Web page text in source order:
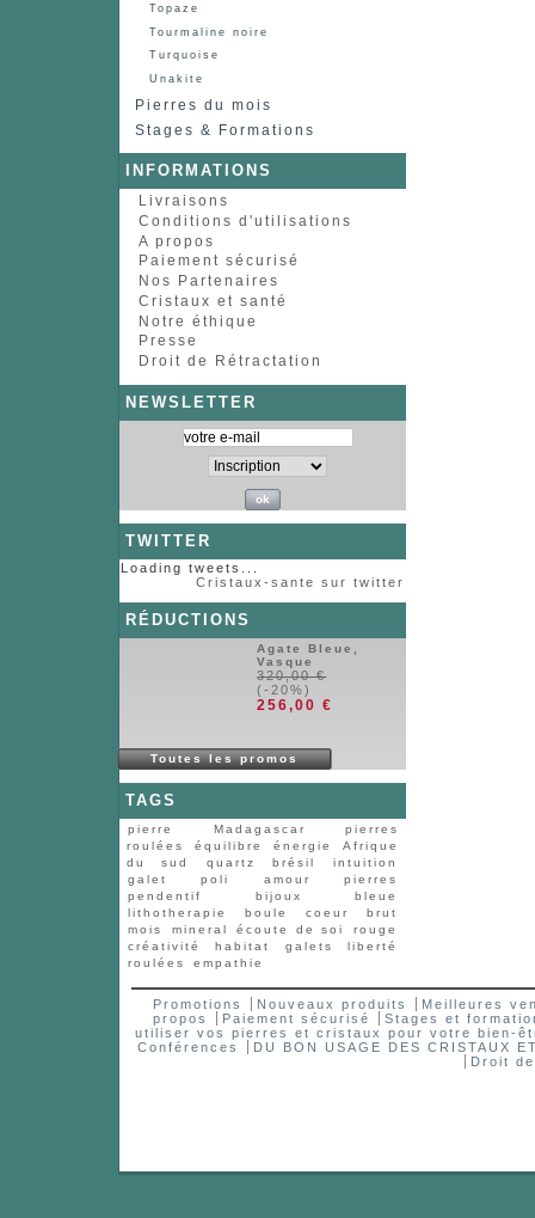
Topaze
Tourmaline noire
Turquoise
Unakite
Pierres du mois
Stages & Formations
INFORMATIONS
Livraisons
Conditions d'utilisations
A propos
Paiement sécurisé
Nos Partenaires
Cristaux et santé
Notre éthique
Presse
Droit de Rétractation
NEWSLETTER
TWITTER
Loading tweets...
Cristaux-sante sur twitter
RÉDUCTIONS
Agate Bleue,
Vasque
320,00 €
(-20%)
256,00 €
Toutes les promos
TAGS
pierre Madagascar
pierres
roulées
équilibre énergie
Afrique
du sud
quartz brésil
intuition
galet
poli amour
pierres
pendentif
bijoux
bleue
lithotherapie
boule coeur
brut
mois
mineral écoute de soi
rouge
créativité
habitat galets
liberté
roulées
empathie
Promotions Nouveaux produits
Meilleures
propos
Paiement sécurisé
Stages et
utiliser vos pierres et cristaux pour votre bien-
Conférences
DU BON USAGE DES CRISTAUX
Droit